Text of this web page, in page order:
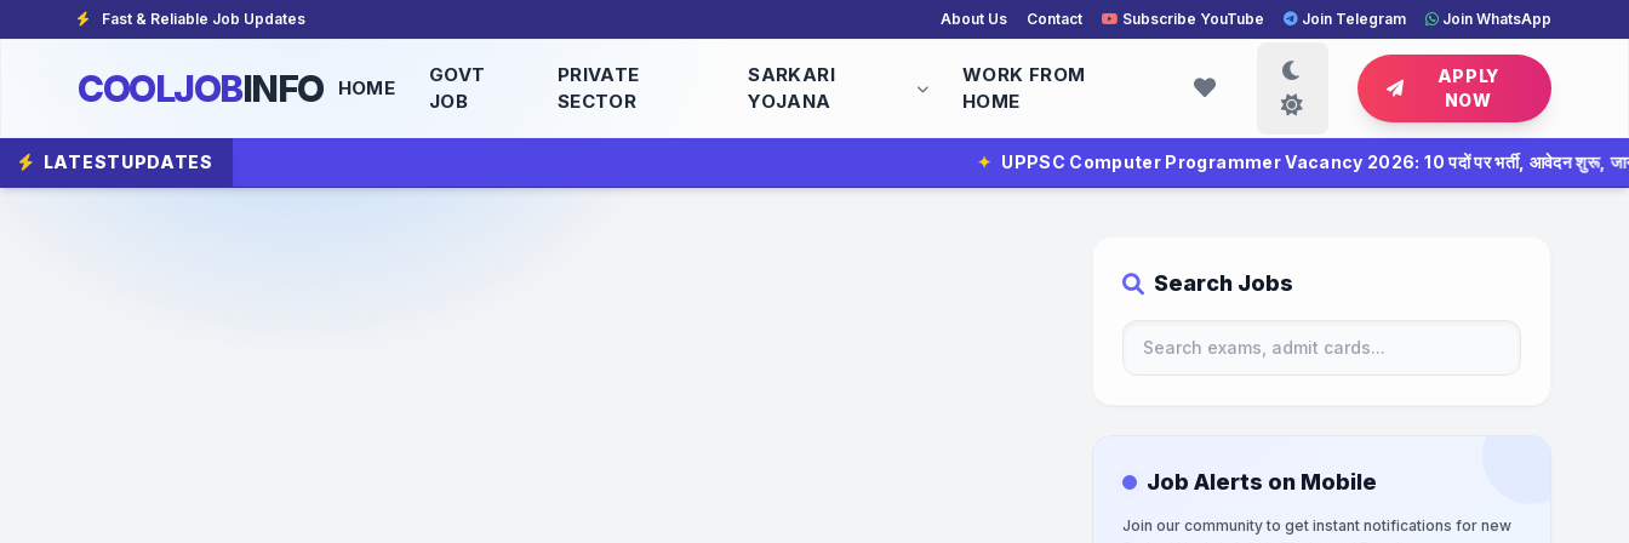
Fast & Reliable Job Updates About Us Contact Subscribe YouTube Join Telegram Join WhatsApp
COOLJOBINFO HOME
GOVT
JOB
PRIVATE
SECTOR
SARKARI
YOJANA
WORK FROM
HOME
APPLY
NOW
LATESTUPDATES UPPSC Computer Programmer Vacancy 2026: 10 पदों पर भर्ती, आवेदन शुरू, जानें पात्रता और पूरी
Search Jobs
Job Alerts on Mobile
Join our community to get instant notifications for new